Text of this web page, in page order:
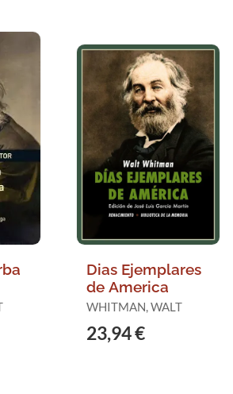
Dias Ejemplares
de America
WHITMAN, WALT
23,94 €